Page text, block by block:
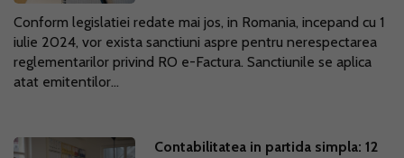
Conform legislatiei redate mai jos, in Romania, incepand cu 1
iulie 2024, vor exista sanctiuni aspre pentru nerespectarea
reglementarilor privind RO e-Factura. Sanctiunile se aplica
atat emitentilor...
Contabilitatea in partida simpla: 12